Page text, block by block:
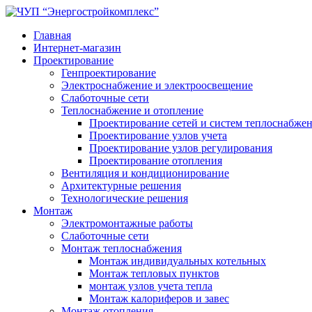
Главная
Интернет-магазин
Проектирование
Генпроектирование
Электроснабжение и электроосвещение
Слаботочные сети
Теплоснабжение и отопление
Проектирование сетей и систем
Проектирование узлов учета
Проектирование узлов регулирования
Проектирование отопления
Вентиляция и кондиционирование
Архитектурные решения
Технологические решения
Монтаж
Электромонтажные работы
Слаботочные сети
Монтаж теплоснабжения
Монтаж индивидуальных котельных
Монтаж тепловых пунктов
монтаж узлов учета тепла
Монтаж калориферов и завес